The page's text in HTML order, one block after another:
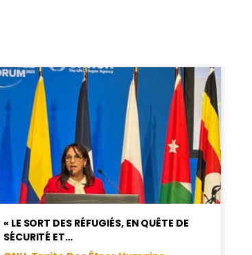
« LE SORT DES RÉFUGIÉS, EN QUÊTE DE
SÉCURITÉ ET…